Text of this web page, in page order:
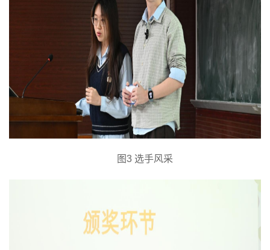
图3 选手风采